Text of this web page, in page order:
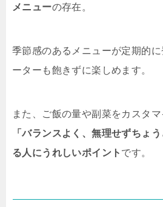
メニューの存在。
季節感のあるメニューが定期的
ーターも飽きずに楽しめます。
また、ご飯の量や副菜をカスタマ
「バランスよく、無理せずちょ
る人にうれしいポイント です。